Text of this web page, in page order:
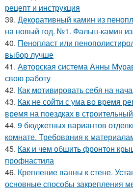
рецепт и инструкция
39. Декоративный камин из
на новый год. №1. Фальш-камин из
40. Пенопласт или
выбор лучше
41. Авторская система Анны
свою работу
42. Как мотивировать себя на
43. Как не сойти с ума во время
время на поездках в
44. 9 бюджетных вариантов
комнате. Требования к
45. Как и чем обшить фронтон
профнастила
46. Крепление ванны к стене.
основные способы закрепления